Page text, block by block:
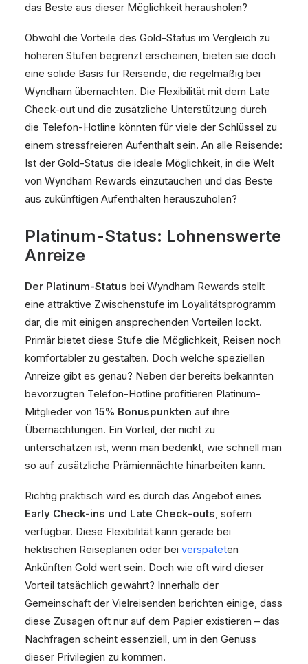
das Beste aus dieser Möglichkeit herausholen?
Obwohl die Vorteile des Gold-Status im Vergleich zu
höheren Stufen begrenzt erscheinen, bieten sie doch
eine solide Basis für Reisende, die regelmäßig bei
Wyndham übernachten. Die Flexibilität mit dem Late
Check-out und die zusätzliche Unterstützung durch
die Telefon-Hotline könnten für viele der Schlüssel zu
einem stressfreieren Aufenthalt sein. An alle Reisende:
Ist der Gold-Status die ideale Möglichkeit, in die Welt
von Wyndham Rewards einzutauchen und das Beste
aus zukünftigen Aufenthalten herauszuholen?
Platinum-Status: Lohnenswerte
Anreize
Der Platinum-Status bei Wyndham Rewards stellt
eine attraktive Zwischenstufe im Loyalitätsprogramm
dar, die mit einigen ansprechenden Vorteilen lockt.
Primär bietet diese Stufe die Möglichkeit, Reisen noch
komfortabler zu gestalten. Doch welche speziellen
Anreize gibt es genau? Neben der bereits bekannten
bevorzugten Telefon-Hotline profitieren Platinum-
Mitglieder von 15% Bonuspunkten auf ihre
Übernachtungen. Ein Vorteil, der nicht zu
unterschätzen ist, wenn man bedenkt, wie schnell man
so auf zusätzliche Prämiennächte hinarbeiten kann.
Richtig praktisch wird es durch das Angebot eines
Early Check-ins und Late Check-outs, sofern
verfügbar. Diese Flexibilität kann gerade bei
hektischen Reiseplänen oder bei verspäteten
Ankünften Gold wert sein. Doch wie oft wird dieser
Vorteil tatsächlich gewährt? Innerhalb der
Gemeinschaft der Vielreisenden berichten einige, dass
diese Zusagen oft nur auf dem Papier existieren – das
Nachfragen scheint essenziell, um in den Genuss
dieser Privilegien zu kommen.